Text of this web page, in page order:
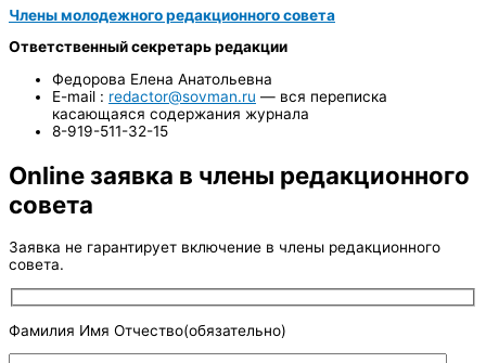
Члены молодежного редакционного совета
Ответственный секретарь редакции
Федорова Елена Анатольевна
E-mail : redactor@sovman.ru — вся переписка
касающаяся содержания журнала
8-919-511-32-15
Online заявка в члены редакционного
совета
Заявка не гарантирует включение в члены редакционного
совета.
Фамилия Имя Отчество(обязательно)